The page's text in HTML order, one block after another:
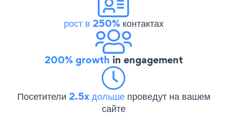
рост в 250%контактах
200% growth in engagement
Посетители 2.5x дольше проведут на вашем
сайте